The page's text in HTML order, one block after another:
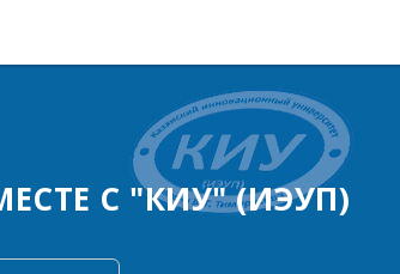
С "КИУ" (ИЭУП)